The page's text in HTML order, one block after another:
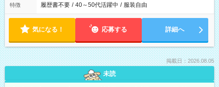
特徴 履歴書不要 / 40～50代活躍中 / 服装自由
気になる！ 応募する 詳細へ
掲載日：2026.08.05
未読